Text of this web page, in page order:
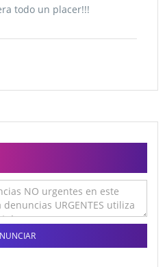
todo un placer!!!